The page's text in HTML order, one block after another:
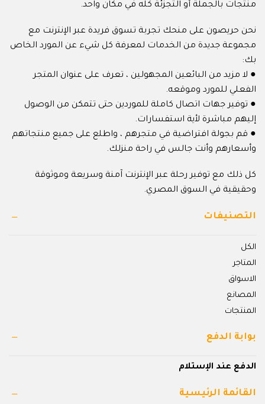
منتجات بالجملة أو التجزئة كله في مكان واحد.
نحن حريصون على منحك تجربة تسوق فريدة عبر الإنترنت مع
مجموعة جديدة من الخدمات لمعرفة كل شيء عن المورد الخاص
بك:
● لا مزيد من البائعين المجهولين ، تعرف على عنوان المتجر
الفعلي للمورد وموقعه.
● توفير جهات اتصال كاملة للموردين حتى تتمكن من الوصول
إليهم مباشرة لأية استفسارات.
● قم بجولة افتراضية في متجرهم ، واطلع على جميع منتجاتهم
وأسعارهم وأنت جالس في راحة منزلك.
كل ذلك مع توفير رحلة عبر الإنترنت آمنة وسريعة وموثوقة
وحقيقية في السوق المصري.
التصنيفات
الكل
المتاجر
الاسواق
المصانع
المنتجات
بوابة الدفع
الدفع عند الإستلام
القائمة الرئيسية